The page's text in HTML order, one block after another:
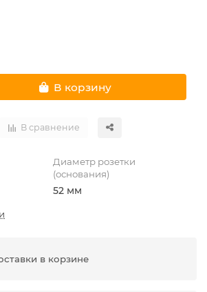
В корзину
В сравнение
Диаметр розетки
(основания)
52 мм
в корзине